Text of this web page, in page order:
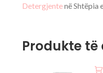
Detergjentenë Shtëpia
Produkte të